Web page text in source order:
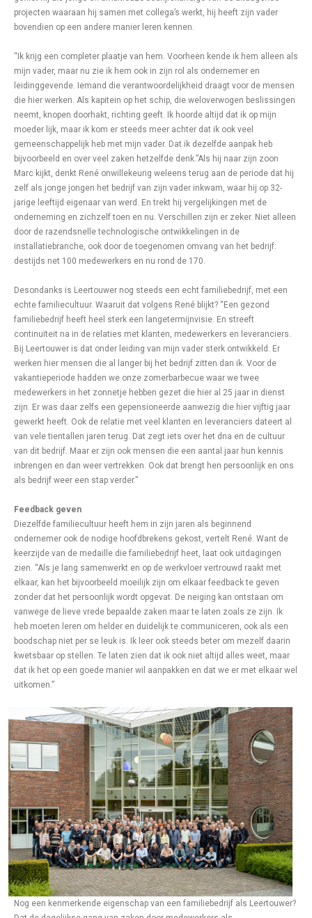
projecten waaraan hij samen met collega’s werkt, hij heeft zijn vader
bovendien op een andere manier leren kennen.
“Ik krijg een completer plaatje van hem. Voorheen kende ik hem alleen als
mijn vader, maar nu zie ik hem ook in zijn rol als ondernemer en
leidinggevende. Iemand die verantwoordelijkheid draagt voor de mensen
die hier werken. Als kapitein op het schip, die weloverwogen beslissingen
neemt, knopen doorhakt, richting geeft. Ik hoorde altijd dat ik op mijn
moeder lijk, maar ik kom er steeds meer achter dat ik ook veel
gemeenschappelijk heb met mijn vader. Dat ik dezelfde aanpak heb
bijvoorbeeld en over veel zaken hetzelfde denk.”Als hij naar zijn zoon
Marc kijkt, denkt René onwillekeurig weleens terug aan de periode dat hij
zelf als jonge jongen het bedrijf van zijn vader inkwam, waar hij op 32-
jarige leeftijd eigenaar van werd. En trekt hij vergelijkingen met de
onderneming en zichzelf toen en nu. Verschillen zijn er zeker. Niet alleen
door de razendsnelle technologische ontwikkelingen in de
installatiebranche, ook door de toegenomen omvang van het bedrijf:
destijds net 100 medewerkers en nu rond de 170.
Desondanks is Leertouwer nog steeds een echt familiebedrijf, met een
echte familiecultuur. Waaruit dat volgens René blijkt? “Een gezond
familiebedrijf heeft heel sterk een langetermijnvisie. En streeft
continuïteit na in de relaties met klanten, medewerkers en leveranciers.
Bij Leertouwer is dat onder leiding van mijn vader sterk ontwikkeld. Er
werken hier mensen die al langer bij het bedrijf zitten dan ik. Voor de
vakantieperiode hadden we onze zomerbarbecue waar we twee
medewerkers in het zonnetje hebben gezet die hier al 25 jaar in dienst
zijn. Er was daar zelfs een gepensioneerde aanwezig die hier vijftig jaar
gewerkt heeft. Ook de relatie met veel klanten en leveranciers dateert al
van vele tientallen jaren terug. Dat zegt iets over het dna en de cultuur
van dit bedrijf. Maar er zijn ook mensen die een aantal jaar hun kennis
inbrengen en dan weer vertrekken. Ook dat brengt hen persoonlijk en ons
als bedrijf weer een stap verder.”
Feedback geven
Diezelfde familiecultuur heeft hem in zijn jaren als beginnend
ondernemer ook de nodige hoofdbrekens gekost, vertelt René. Want de
keerzijde van de medaille die familiebedrijf heet, laat ook uitdagingen
zien. “Als je lang samenwerkt en op de werkvloer vertrouwd raakt met
elkaar, kan het bijvoorbeeld moeilijk zijn om elkaar feedback te geven
zonder dat het persoonlijk wordt opgevat. De neiging kan ontstaan om
vanwege de lieve vrede bepaalde zaken maar te laten zoals ze zijn. Ik
heb moeten leren om helder en duidelijk te communiceren, ook als een
boodschap niet per se leuk is. Ik leer ook steeds beter om mezelf daarin
kwetsbaar op stellen. Te laten zien dat ik ook niet altijd alles weet, maar
dat ik het op een goede manier wil aanpakken en dat we er met elkaar wel
uitkomen.”
Nog een kenmerkende eigenschap van een familiebedrijf als Leertouwer?